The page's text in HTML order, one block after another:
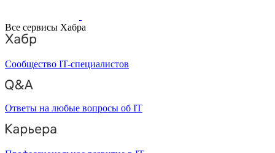
Все сервисы Хабра
Сообщество IT-специалистов
Ответы на любые вопросы об IT